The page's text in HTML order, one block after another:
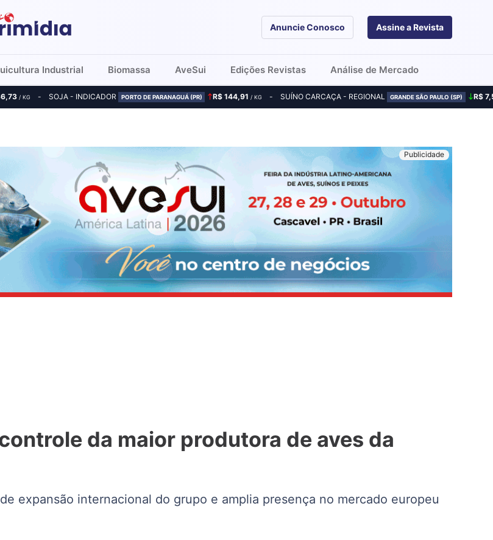
Anuncie Conosco Assine a Revista
Industrial Biomassa AveSui Edições Revistas Análise de Mercado
/ KG SOJA - INDICADOR PORTO DE PARANAGUÁ (PR) R$ 144,91 / KG SUÍNO CARCAÇA - REGIONAL GRANDE SÃO PAULO (SP) R$
da maior produtora de aves da
expansão internacional do grupo e amplia presença no mercado europeu